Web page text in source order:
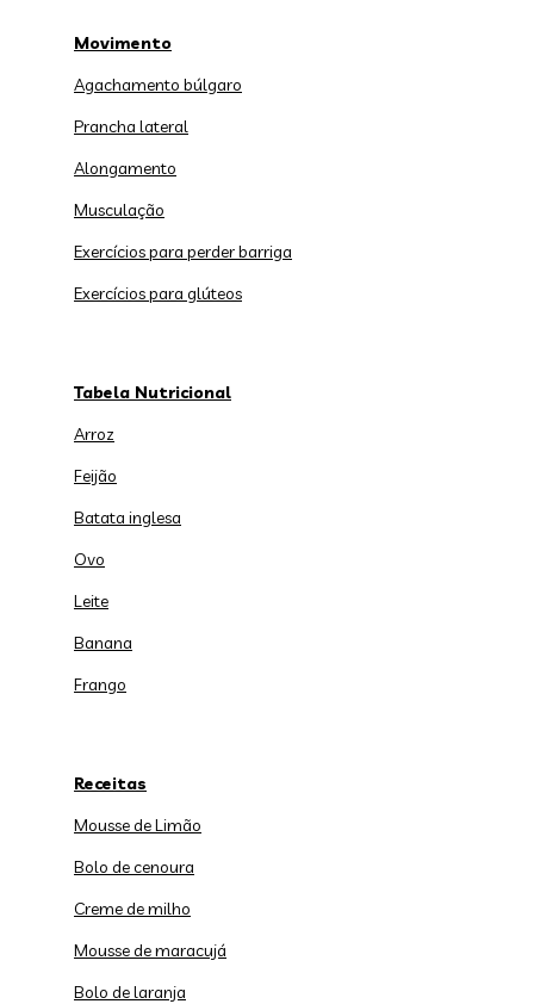
Movimento
Agachamento búlgaro
Prancha lateral
Alongamento
Musculação
Exercícios para perder barriga
Exercícios para glúteos
Tabela Nutricional
Arroz
Feijão
Batata inglesa
Ovo
Leite
Banana
Frango
Receitas
Mousse de Limão
Bolo de cenoura
Creme de milho
Mousse de maracujá
Bolo de laranja